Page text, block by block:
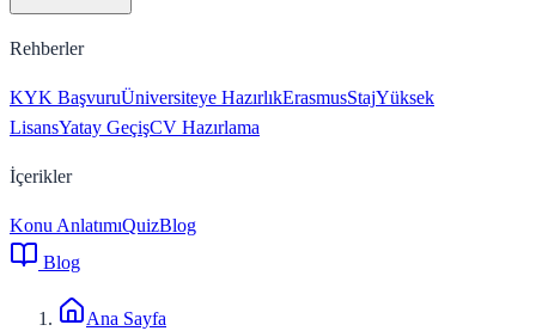
Rehberler
KYK BaşvuruÜniversiteye HazırlıkErasmusStajYüksek
LisansYatay GeçişCV Hazırlama
İçerikler
Konu AnlatımıQuizBlog
Blog
Ana Sayfa